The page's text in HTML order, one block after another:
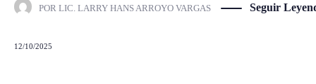
POR LIC. LARRY HANS ARROYO VARGAS Seguir
12/10/2025